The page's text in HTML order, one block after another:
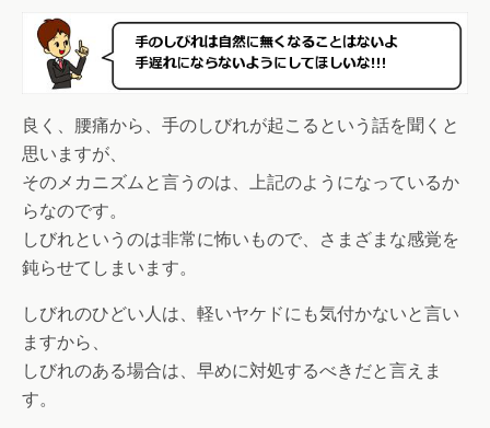
良く、腰痛から、手のしびれが起こるという話を聞くと
思いますが、
そのメカニズムと言うのは、上記のようになっているか
らなのです。
しびれというのは非常に怖いもので、さまざまな感覚を
鈍らせてしまいます。
しびれのひどい人は、軽いヤケドにも気付かないと言い
ますから、
しびれのある場合は、早めに対処するべきだと言えま
す。